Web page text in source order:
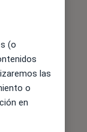
(o
las
o
en